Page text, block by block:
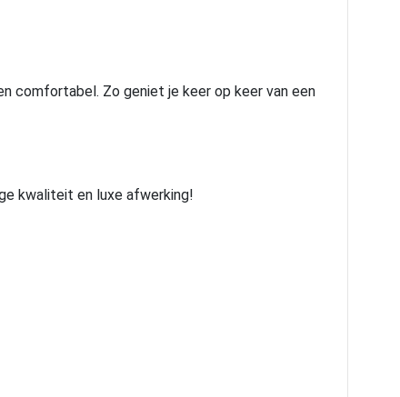
comfortabel. Zo geniet je keer op keer van een
kwaliteit en luxe afwerking!